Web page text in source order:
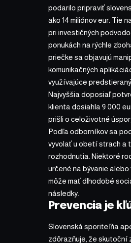
podarilo pripraviť
ako 14 miliónov eur. Tie
pri investičných
ponukách na rýchle
priečke sa objavujú
komunikačných
využívajúce
Najvyššia doposiaľ
klienta dosiahla 9 000
prišli o celoživotné
Podľa odborníkov sa
vyvolať u obetí strach a
rozhodnutia. Niektoré
určené na bývanie
môže mať dlhodobé
následky.
Prevencia je
Slovenská sporiteľňa
zdôrazňuje, že skutoční